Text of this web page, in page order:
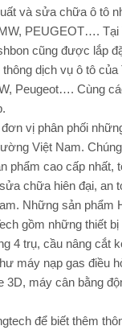
và sửa chữa ô tô
PEUGEOT…. Tại
cũng được lắp
dịch vụ ô tô
Peugeot…. Cùng
vị phân phối
Việt Nam.
phẩm cao cấp nhất,
chữa hiên đại, an
Những sản phẩm
gồm những thiết
4 trụ, cầu nâng cắt
máy nạp gas điều
3D, máy cân bằng
để biết thêm